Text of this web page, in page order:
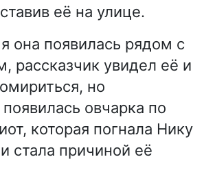
её на улице.
она появилась рядом с
рассказчик увидел её и
но
овчарка по
которая погнала Нику
стала причиной её